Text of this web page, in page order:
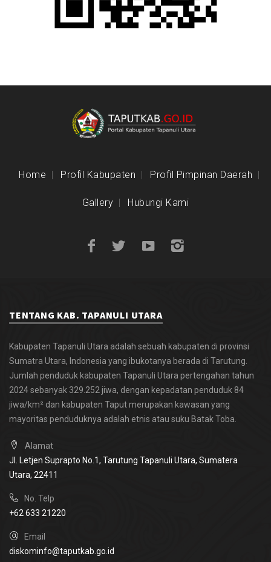
Home Profil Kabupaten Profil Pimpinan Daerah
Gallery Hubungi Kami
TENTANG KAB. TAPANULI UTARA
Kabupaten Tapanuli Utara adalah sebuah kabupaten di provinsi
Sumatra Utara, Indonesia yang ibukotanya berada di Tarutung.
Jumlah penduduk kabupaten Tapanuli Utara pertengahan tahun
2024 sebanyak 329.252 jiwa, dengan kepadatan penduduk 84
jiwa/km² dan kabupaten Taput merupakan kawasan yang
mayoritas penduduknya adalah etnis atau suku Batak Toba.
Alamat
Jl. Letjen Suprapto No.1, Tarutung Tapanuli Utara, Sumatera
Utara, 22411
No. Telp
+62 633 21220
Email
diskominfo@taputkab.go.id